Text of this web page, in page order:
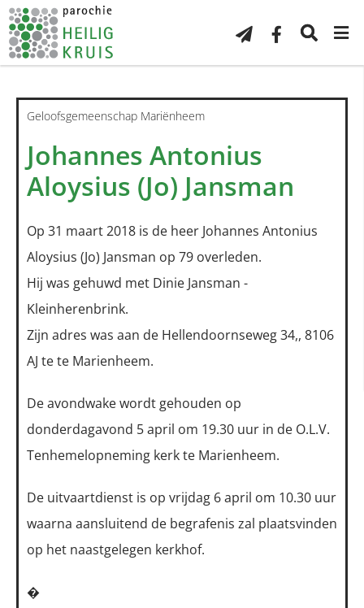
Geloofsgemeenschap Mariënheem
Johannes Antonius
Aloysius (Jo) Jansman
Op 31 maart 2018 is de heer Johannes Antonius
Aloysius (Jo) Jansman op 79 overleden.
Hij was gehuwd met Dinie Jansman -
Kleinherenbrink.
Zijn adres was aan de Hellendoornseweg 34,, 8106
AJ te te Marienheem.
De avondwake wordt gehouden op
donderdagavond 5 april om 19.30 uur in de O.L.V.
Tenhemelopneming kerk te Marienheem.
De uitvaartdienst is op vrijdag 6 april om 10.30 uur
waarna aansluitend de begrafenis zal plaatsvinden
op het naastgelegen kerkhof.
�